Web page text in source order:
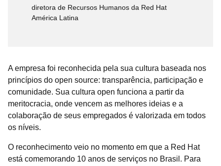
diretora de Recursos Humanos da Red Hat
América Latina
A empresa foi reconhecida pela sua cultura baseada nos
princípios do open source: transparência, participação e
comunidade. Sua cultura open funciona a partir da
meritocracia, onde vencem as melhores ideias e a
colaboração de seus empregados é valorizada em todos
os níveis.
O reconhecimento veio no momento em que a Red Hat
está comemorando 10 anos de serviços no Brasil. Para